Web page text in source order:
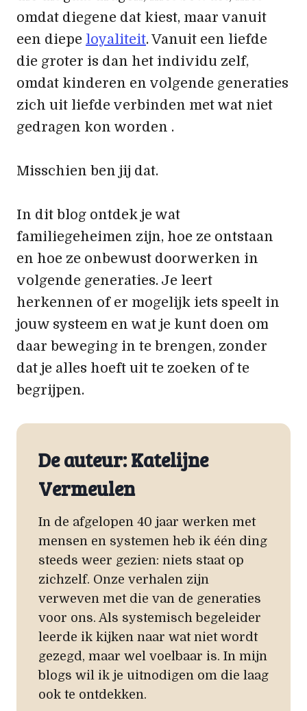
omdat diegene dat kiest, maar vanuit
een diepe loyaliteit. Vanuit een liefde
die groter is dan het individu zelf,
omdat kinderen en volgende generaties
zich uit liefde verbinden met wat niet
gedragen kon worden .
Misschien ben jij dat.
In dit blog ontdek je wat
familiegeheimen zijn, hoe ze ontstaan
en hoe ze onbewust doorwerken in
volgende generaties. Je leert
herkennen of er mogelijk iets speelt in
jouw systeem en wat je kunt doen om
daar beweging in te brengen, zonder
dat je alles hoeft uit te zoeken of te
begrijpen.
De auteur: Katelijne
Vermeulen
In de afgelopen 40 jaar werken met
mensen en systemen heb ik één ding
steeds weer gezien: niets staat op
zichzelf. Onze verhalen zijn
verweven met die van de generaties
voor ons. Als systemisch begeleider
leerde ik kijken naar wat niet wordt
gezegd, maar wel voelbaar is. In mijn
blogs wil ik je uitnodigen om die laag
ook te ontdekken.